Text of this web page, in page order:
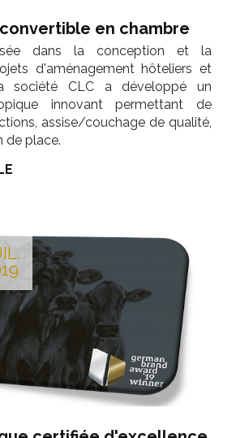
en chambre
dans la conception et la
d'aménagement hôteliers et
société CLC a développé un
innovant permettant de
assise/couchage de qualité,
de place.